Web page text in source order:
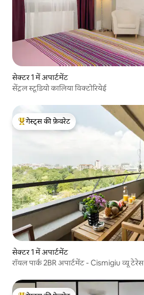
सेक्टर 1 में अपार्टमेंट
सेंट्रल स्टूडियो कालिया विक्टोरियेई
गेस्ट्स का टॉप फ़ेवरेट
गेस्ट्स की फ़ेवरेट
सेक्टर 1 में अपार्टमेंट
रॉयल पार्क 2BR अपार्टमेंट - Cismigiu व्यू टेरेस